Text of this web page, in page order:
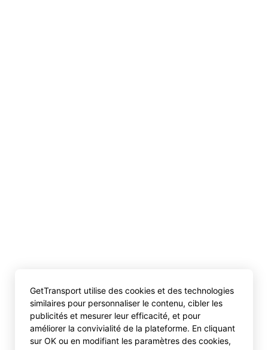
GetTransport utilise des cookies et des technologies
similaires pour personnaliser le contenu, cibler les
publicités et mesurer leur efficacité, et pour
améliorer la convivialité de la plateforme. En cliquant
sur OK ou en modifiant les paramètres des cookies,